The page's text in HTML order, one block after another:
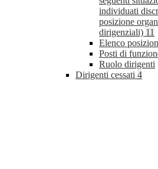
individuati
posizione
dirigenziali) 11
Elenco
Posti di
Ruolo dirigenti
Dirigenti cessati 4